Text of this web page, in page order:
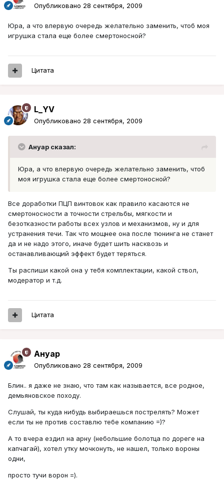
Опубликовано 28 сентября, 2009
Юра, а что впервую очередь желательно заменить, чтоб моя
игрушка стала еще более смертоносной?
Цитата
L_YV
Опубликовано 28 сентября, 2009
Ануар сказал:
Юра, а что впервую очередь желательно заменить, чтоб
моя игрушка стала еще более смертоносной?
Все доработки ПЦП винтовок как правило касаются не
смертоносности а точности стрельбы, мягкости и
безотказности работы всех узлов и механизмов, ну и для
устранения течи. Так что мощнее она после тюнинга не станет
да и не надо этого, иначе будет шить насквозь и
останавливающий эффект будет теряться.
Ты распиши какой она у тебя комплектации, какой ствол,
модератор и т.д.
Цитата
Ануар
Опубликовано 28 сентября, 2009
Блин.. я даже не знаю, что там как называется, все родное,
демьяновское походу.
Слушай, ты куда нибудь выбираешься пострелять? Может
если ты не против составлю тебе компанию =)?
А то вчера ездил на арну (небольшие болотца по дореге на
капчагай), хотел утку мочконуть, не нашел, только вороны
одни,
просто тучи ворон =).